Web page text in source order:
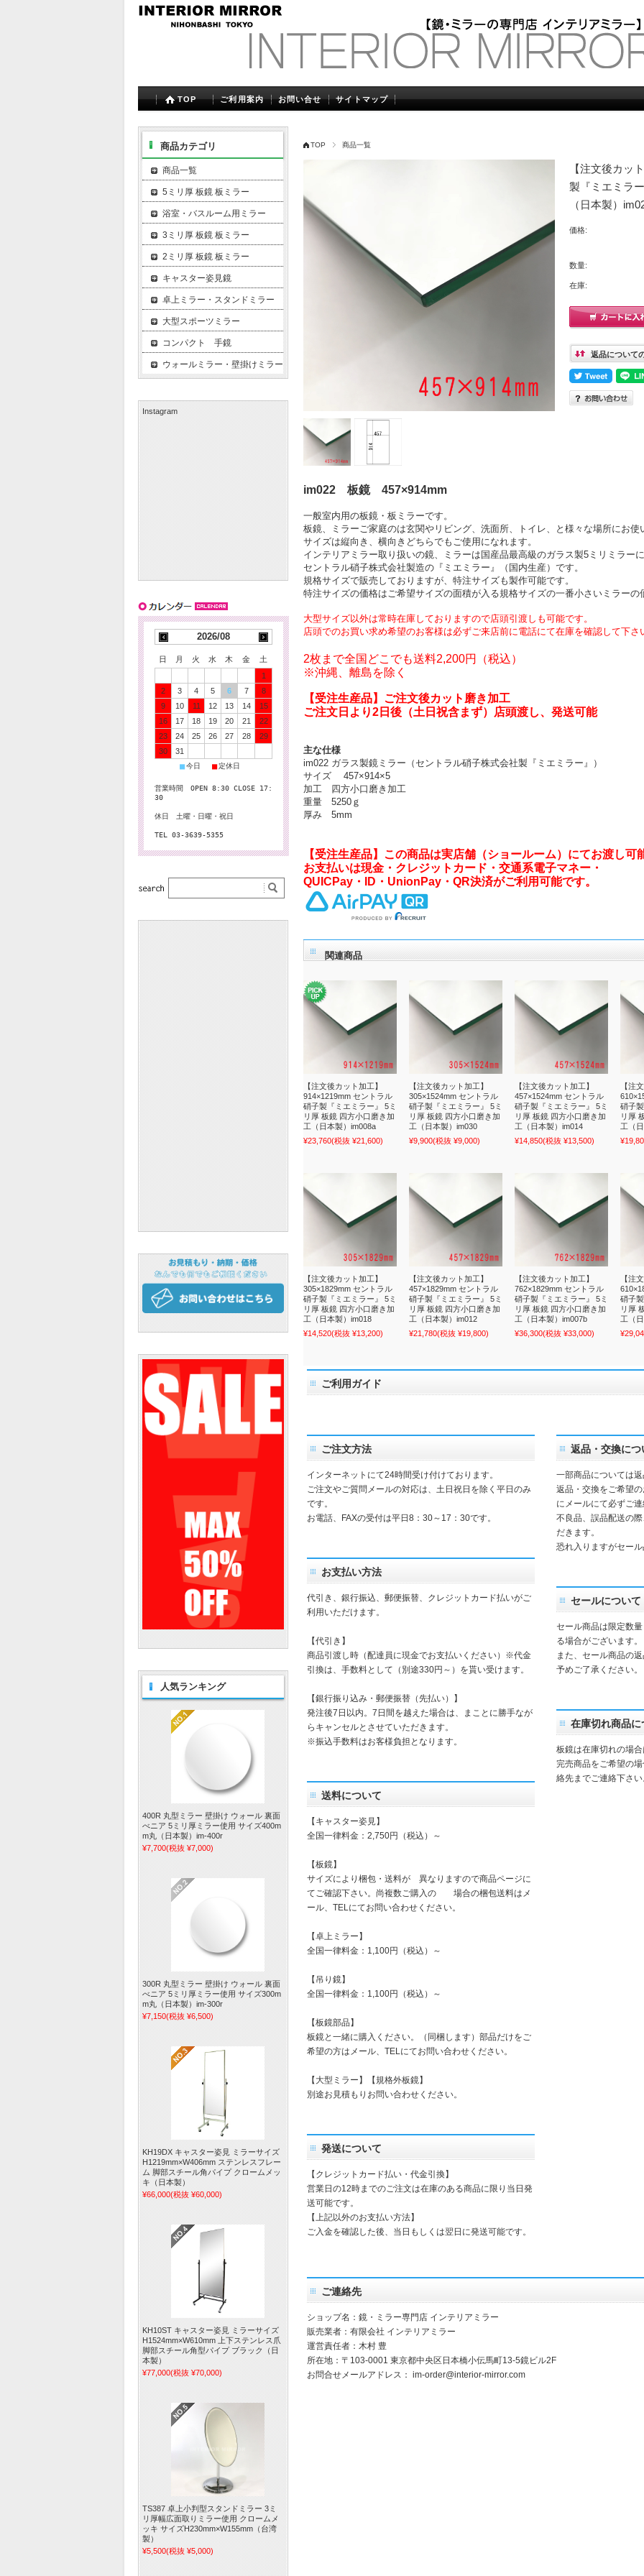
TOP ご利用案内 お問い合せ サイトマップ
TOP 商品一覧
【注文後カッ
製『ミエミラ
（日本製）
価格:
数量:
在庫:
返品について
im022 板鏡 457×914mm
一般室内用の板鏡・板ミラーです。
板鏡、ミラーご家庭のは玄関やリビング、洗面所、トイレ、と様々な場所にお使
サイズは縦向き、横向きどちらでもご使用になれます。
インテリアミラー取り扱いの鏡、ミラーは国産品最高級のガラス製5ミリミラー
セントラル硝子株式会社製造の『ミエミラー』（国内生産）です。
規格サイズで販売しておりますが、特注サイズも製作可能です。
特注サイズの価格はご希望サイズの面積が入る規格サイズの一番小さいミラー
大型サイズ以外は常時在庫しておりますので店頭引渡しも可能です。
店頭でのお買い求め希望のお客様は必ずご来店前に電話にて在庫を確認して下さ
2枚まで全国どこでも送料2,200円（税込）
※沖縄、離島を除く
【受注生産品】ご注文後カット磨き加工
ご注文日より2日後（土日祝含まず）店頭渡し、発送可能
主な仕様
im022 ガラス製鏡ミラー（セントラル硝子株式会社製『ミエミラー』）
サイズ 457×914×5
加工 四方小口磨き加工
重量 5250ｇ
厚み 5mm
【受注生産品】この商品は実店舗（ショールーム）にてお渡し可
お支払いは現金・クレジットカード・交通系電子マネー・
QUICPay・ID・UnionPay・QR決済がご利用可能です。
関連商品
【注文後カット加工】
914×1219mm セントラル
硝子製『ミエミラー』 5ミ
リ厚 板鏡 四方小口磨き加
工（日本製）im008a
¥23,760(税抜 ¥21,600)
【注文後カット加工】
305×1524mm セントラル
硝子製『ミエミラー』 5ミ
リ厚 板鏡 四方小口磨き加
工（日本製）im030
¥9,900(税抜 ¥9,000)
【注文後カット加工】
457×1524mm セントラル
硝子製『ミエミラー』 5ミ
リ厚 板鏡 四方小口磨き加
工（日本製）im014
¥14,850(税抜 ¥13,500)
【注
硝子
リ厚
工（
【注文後カット加工】
305×1829mm セントラル
硝子製『ミエミラー』 5ミ
リ厚 板鏡 四方小口磨き加
工（日本製）im018
¥14,520(税抜 ¥13,200)
【注文後カット加工】
457×1829mm セントラル
硝子製『ミエミラー』 5ミ
リ厚 板鏡 四方小口磨き加
工（日本製）im012
¥21,780(税抜 ¥19,800)
【注文後カット加工】
762×1829mm セントラル
硝子製『ミエミラー』 5ミ
リ厚 板鏡 四方小口磨き加
工（日本製）im007b
¥36,300(税抜 ¥33,000)
【注
硝子
リ厚
工（
ご利用ガイド
ご注文方法
インターネットにて24時間受け付けております。
ご注文やご質問メールの対応は、土日祝日を除く平日のみ
です。
お電話、FAXの受付は平日8：30～17：30です。
お支払い方法
代引き、銀行振込、郵便振替、クレジットカード払いがご
利用いただけます。
【代引き】
商品引渡し時（配達員に現金でお支払いください）※代金
引換は、手数料として（別途330円～）を貰い受けます。
【銀行振り込み・郵便振替（先払い）】
発注後7日以内。7日間を越えた場合は、まことに勝手なが
らキャンセルとさせていただきます。
※振込手数料はお客様負担となります。
送料について
【キャスター姿見】
全国一律料金：2,750円（税込）～
【板鏡】
サイズにより梱包・送料が 異なりますので商品ページに
てご確認下さい。尚複数ご購入の 場合の梱包送料はメ
ール、TELにてお問い合わせください。
【卓上ミラー】
全国一律料金：1,100円（税込）～
【吊り鏡】
全国一律料金：1,100円（税込）～
【板鏡部品】
板鏡と一緒に購入ください。（同梱します）部品だけをご
希望の方はメール、TELにてお問い合わせください。
【大型ミラー】【規格外板鏡】
別途お見積もりお問い合わせください。
発送について
【クレジットカード払い・代金引換】
営業日の12時までのご注文は在庫のある商品に限り当日発
送可能です。
【上記以外のお支払い方法】
ご入金を確認した後、当日もしくは翌日に発送可能です。
返品・交換につ
一部商品については
返品・交換をご希望
にメールにて必ずご
不良品、誤品配送の
だきます。
恐れ入りますがセー
セールについて
セール商品は限定数
る場合がございます。
また、セール商品の
予めご了承ください。
在庫切れ商品に
板鏡は在庫切れの場
完売商品をご希望の
絡先までご連絡下さい
ご連絡先
ショップ名：鏡・ミラー専門店 インテリアミラー
販売業者：有限会社 インテリアミラー
運営責任者：木村 豊
所在地：〒103-0001 東京都中央区日本橋小伝馬町13‐5鏡ビル2F
お問合せメールアドレス： im-order@interior-mirror.com
商品カテゴリ
商品一覧
5ミリ厚 板鏡 板ミラー
浴室・バスルーム用ミラー
3ミリ厚 板鏡 板ミラー
2ミリ厚 板鏡 板ミラー
キャスター姿見鏡
卓上ミラー・スタンドミラー
大型スポーツミラー
コンパクト 手鏡
ウォールミラー・壁掛けミラー
Instagram
2026/08
日 月 火 水 木 金
土
1
2
3 4 5 6 7
8
9
10 11 12 13 14
15
16
17 18 19 20 21
22
23
24 25 26 27 28
29
30
31
■今日 ■定休日
営業時間 OPEN 8:30 CLOSE 17:
30
休日 土曜・日曜・祝日
TEL 03-3639-5355
人気ランキング
400R 丸型ミラー 壁掛け ウォール 裏面
べニア 5ミリ厚ミラー使用 サイズ400m
m丸（日本製）im-400r
¥7,700(税抜 ¥7,000)
300R 丸型ミラー 壁掛け ウォール 裏面
べニア 5ミリ厚ミラー使用 サイズ300m
m丸（日本製）im-300r
¥7,150(税抜 ¥6,500)
KH19DX キャスター姿見 ミラーサイズ
H1219mm×W406mm ステンレスフレー
ム 脚部スチール角パイプ クロームメッ
キ（日本製）
¥66,000(税抜 ¥60,000)
KH10ST キャスター姿見 ミラーサイズ
H1524mm×W610mm 上下ステンレス爪
脚部スチール角型パイプ ブラック（日
本製）
¥77,000(税抜 ¥70,000)
TS387 卓上小判型スタンドミラー 3ミ
リ厚幅広面取りミラー使用 クロームメ
ッキ サイズH230mm×W155mm（台湾
製）
¥5,500(税抜 ¥5,000)